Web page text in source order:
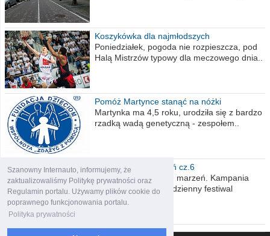
Szanowny Internauto, informujemy, że
zaktualizowaliśmy Politykę prywatności oraz
Regulamin portalu. Używamy plików cookie do
poprawnego funkcjonowania portalu.
Polityka prywatności
Koszykówka dla najmłodszych
Poniedziałek, pogoda nie rozpieszcza, pod
Halą Mistrzów typowy dla meczowego dnia..
Pomóż Martynce stanąć na nóżki
Martynka ma 4,5 roku, urodziła się z bardzo
rzadką wadą genetyczną - zespołem..
Polska moich marzeń cz.6
Nadszedł kres moich marzeń. Kampania
wyborcza czyli niecodzienny festiwal
obietnic,..